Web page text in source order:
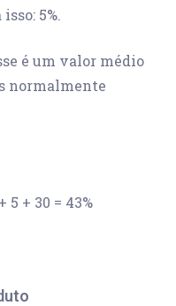
5%.
é um valor médio
normalmente
5 + 30 = 43%